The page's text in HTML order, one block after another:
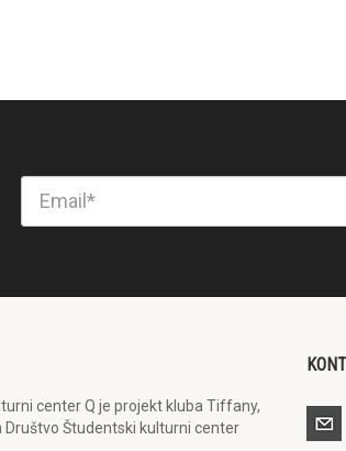
center Q je projekt kluba Tiffany,
Društvo Študentski kulturni center